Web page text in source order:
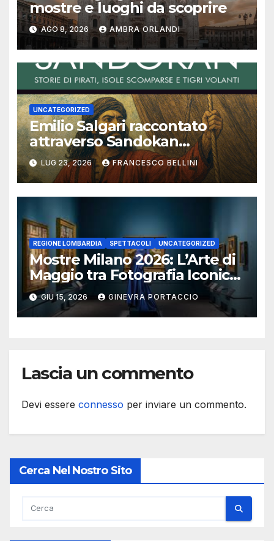
mostre e luoghi da scoprire
AGO 8, 2026 AMBRA ORLANDI
UNCATEGORIZED
Emilio Salgari raccontato
attraverso Sandokan
(seconda ed ultima parte)
LUG 23, 2026 FRANCESCO BELLINI
REGIONE LOMBARDIA SPETTACOLI UNCATEGORIZED
Mostre Milano 2026: L’Arte di
Maggio tra Fotografia Iconica
e Installazioni Immersive
GIU 15, 2026 GINEVRA PORTACCIO
Lascia un commento
Devi essere connesso per inviare un commento.
Cerca Nel Nostro Sito